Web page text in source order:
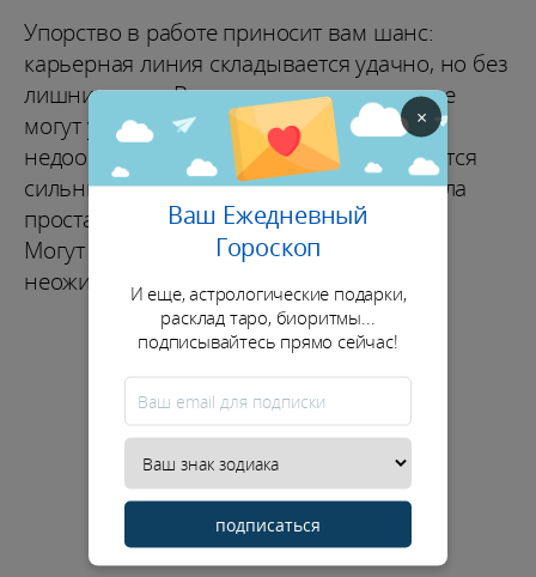
Упорство в работе приносит вам шанс:
карьерная линия складывается удачно, но без
лишних драм. Ваши коллеги и окружение
могут удивить, а вы заметите, что
недооцененные идеи внезапно становятся
сильными. Ваша задача после 21-го числа
проста: держать курс и не спускать темп.
Могут быть блестящие повороты и
неожиданные результаты.
×
Ваш Ежедневный
Гороскоп
И еще, астрологические подарки,
расклад таро, биоритмы...
подписывайтесь прямо сейчас!
подписаться